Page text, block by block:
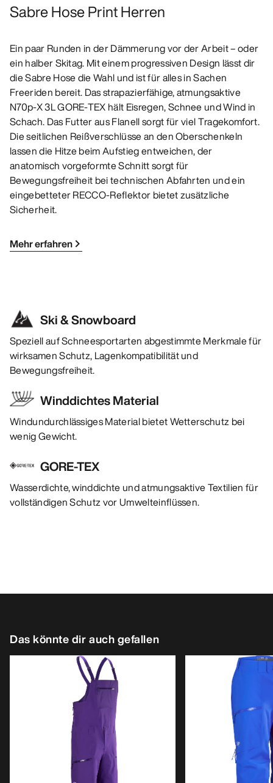
Sabre Hose Print Herren
Ein paar Runden in der Dämmerung vor der Arbeit – oder
ein halber Skitag. Mit einem progressiven Design lässt dir
die Sabre Hose die Wahl und ist für alles in Sachen
Freeriden bereit. Das strapazierfähige, atmungsaktive
N70p-X 3L GORE-TEX hält Eisregen, Schnee und Wind in
Schach. Das Futter aus Flanell sorgt für viel Tragekomfort.
Die seitlichen Reißverschlüsse an den Oberschenkeln
lassen die Hitze beim Aufstieg entweichen, der
anatomisch vorgeformte Schnitt sorgt für
Bewegungsfreiheit bei technischen Abfahrten und ein
eingebetteter RECCO-Reflektor bietet zusätzliche
Sicherheit.
Mehr erfahren
Ski & Snowboard
Speziell auf Schneesportarten abgestimmte Merkmale für
wirksamen Schutz, Lagenkompatibilität und
Bewegungsfreiheit.
Winddichtes Material
Windundurchlässiges Material bietet Wetterschutz bei
wenig Gewicht.
GORE-TEX
Wasserdichte, winddichte und atmungsaktive Textilien für
vollständigen Schutz vor Umwelteinflüssen.
Das könnte dir auch gefallen